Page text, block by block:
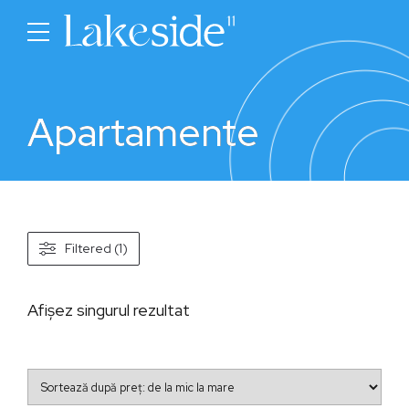
Apartamente
Afișez singurul rezultat
Filtered (1)